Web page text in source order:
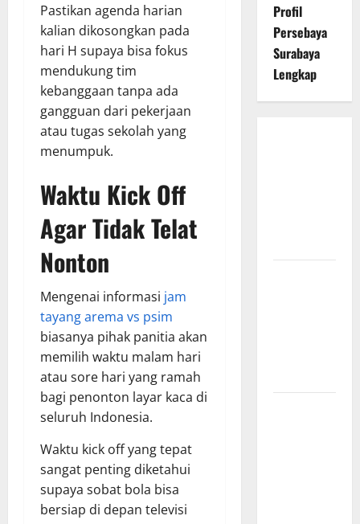
Pastikan agenda harian
kalian dikosongkan pada
hari H supaya bisa fokus
mendukung tim
kebanggaan tanpa ada
gangguan dari pekerjaan
atau tugas sekolah yang
menumpuk.
Waktu Kick Off
Agar Tidak Telat
Nonton
Mengenai informasi jam
tayang arema vs psim
biasanya pihak panitia akan
memilih waktu malam hari
atau sore hari yang ramah
bagi penonton layar kaca di
seluruh Indonesia.
Waktu kick off yang tepat
sangat penting diketahui
supaya sobat bola bisa
bersiap di depan televisi
Profil
Persebaya
Surabaya
Lengkap